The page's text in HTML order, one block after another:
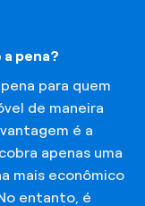
a pena?
para quem
de maneira
é a
apenas uma
mais econômico
entanto, é